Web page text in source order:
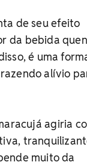
de seu efeito
da bebida
é uma
alívio
agiria
muito da